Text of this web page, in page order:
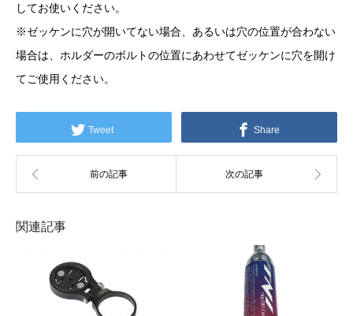
してお使いください。
※ゼッケンに穴が開いてない場合、あるいは穴の位置が合わない
場合は、ホルダーのボルトの位置にあわせてゼッケンに穴を開け
てご使用ください。
Tweet Share
関連記事